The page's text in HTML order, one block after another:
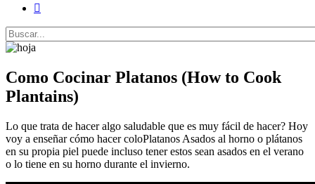

Como Cocinar Platanos (How to Cook
Plantains)
Lo que trata de hacer algo saludable que es muy fácil de hacer? Hoy
voy a enseñar cómo hacer coloPlatanos Asados ​​al horno o plátanos
en su propia piel puede incluso tener estos sean asados ​​en el verano
o lo tiene en su horno durante el invierno.